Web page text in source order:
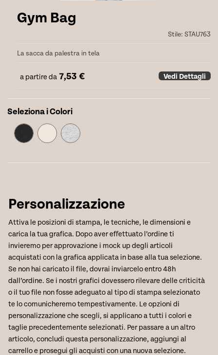
Gym Bag
Stile: STAU763
La sacca da palestra in tela
a partire da 7,53 € Vedi Dettagli
Seleziona i Colori
Personalizzazione
Attiva le posizioni di stampa, le tecniche, le dimensioni e
carica la tua grafica. Dopo aver effettuato l’ordine ti
invieremo per approvazione i mock up degli articoli
acquistati con la grafica applicata in base alla tua selezione.
Se non hai caricato il file, dovrai inviarcelo entro 48h
dall’ordine. Se i nostri grafici dovessero rilevare delle criticità
o il tuo file non fosse adeguato al tipo di stampa selezionato
te lo comunicheremo tempestivamente. Le opzioni di
personalizzazione che scegli, si applicano a tutti i colori e
taglie precedentemente selezionati. Per passare a un altro
articolo, concludi questa personalizzazione, aggiungi al
carrello e prosegui gli acquisti con una nuova selezione.